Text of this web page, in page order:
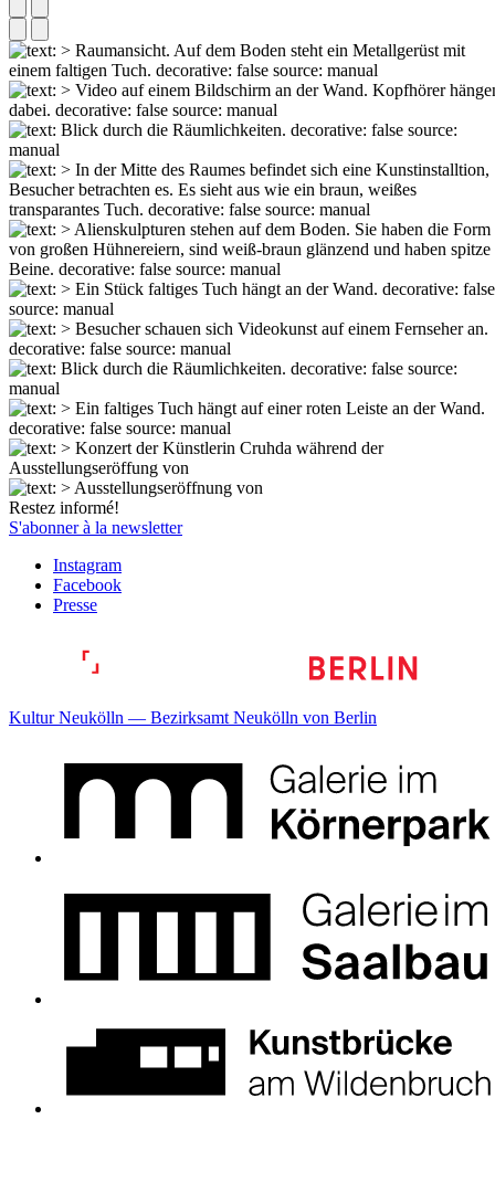
Restez informé!
S'abonner à la newsletter
Instagram
Facebook
Presse
Kultur Neukölln — Bezirksamt Neukölln von Berlin